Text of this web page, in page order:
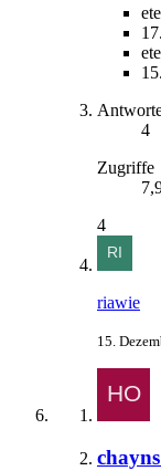
4
Zugriffe
4
riawie
15.